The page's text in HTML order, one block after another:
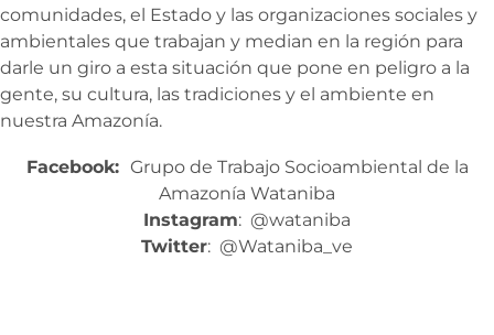
comunidades, el Estado y las organizaciones sociales y
ambientales que trabajan y median en la región para
darle un giro a esta situación que pone en peligro a la
gente, su cultura, las tradiciones y el ambiente en
nuestra Amazonía.
Facebook: Grupo de Trabajo Socioambiental de la
Amazonía Wataniba
Instagram: @wataniba
Twitter: @Wataniba_ve